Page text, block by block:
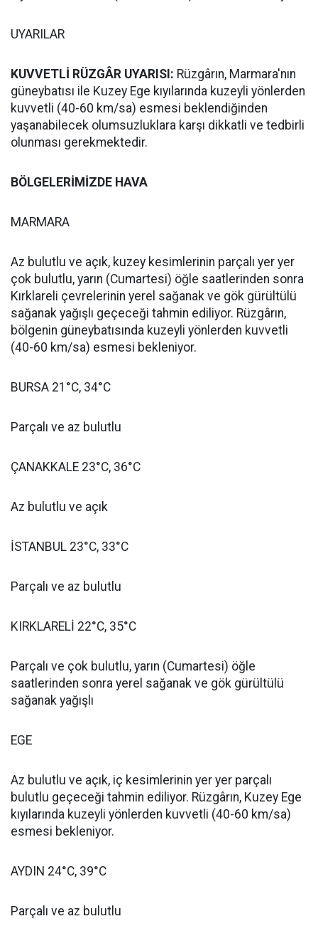
UYARILAR
KUVVETLİ RÜZGÂR UYARISI: Rüzgârın, Marmara'nın
güneybatısı ile Kuzey Ege kıyılarında kuzeyli yönlerden
kuvvetli (40-60 km/sa) esmesi beklendiğinden
yaşanabilecek olumsuzluklara karşı dikkatli ve tedbirli
olunması gerekmektedir.
BÖLGELERİMİZDE HAVA
MARMARA
Az bulutlu ve açık, kuzey kesimlerinin parçalı yer yer
çok bulutlu, yarın (Cumartesi) öğle saatlerinden sonra
Kırklareli çevrelerinin yerel sağanak ve gök gürültülü
sağanak yağışlı geçeceği tahmin ediliyor. Rüzgârın,
bölgenin güneybatısında kuzeyli yönlerden kuvvetli
(40-60 km/sa) esmesi bekleniyor.
BURSA 21°C, 34°C
Parçalı ve az bulutlu
ÇANAKKALE 23°C, 36°C
Az bulutlu ve açık
İSTANBUL 23°C, 33°C
Parçalı ve az bulutlu
KIRKLARELİ 22°C, 35°C
Parçalı ve çok bulutlu, yarın (Cumartesi) öğle
saatlerinden sonra yerel sağanak ve gök gürültülü
sağanak yağışlı
EGE
Az bulutlu ve açık, iç kesimlerinin yer yer parçalı
bulutlu geçeceği tahmin ediliyor. Rüzgârın, Kuzey Ege
kıyılarında kuzeyli yönlerden kuvvetli (40-60 km/sa)
esmesi bekleniyor.
AYDIN 24°C, 39°C
Parçalı ve az bulutlu